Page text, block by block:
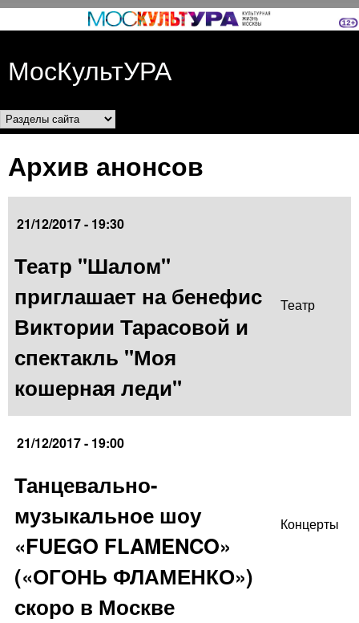
Перейти к основному
МосКультУРА
Разделы сайта
Архив анонсов
21/12/2017 - 19:30
Театр "Шалом"
приглашает на бенефис
Виктории Тарасовой и
спектакль "Моя
кошерная леди"
Театр
21/12/2017 - 19:00
Танцевально-
музыкальное шоу
«FUEGO FLAMENCO»
(«ОГОНЬ ФЛАМЕНКО»)
скоро в Москве
Концерты